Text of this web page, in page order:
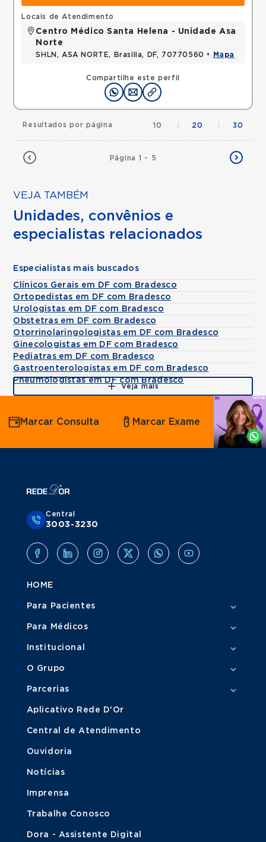
Compartilhe este perfil
Locais de Atendimento
Centro Médico Santa Helena - Unidade Asa
Norte
SHLN, ASA NORTE, Brasilia, DF, 70770560 • Mapa
Página 1 - 5
Resultados por página 10 20 30
VEJA TAMBÉM
Unidades, convênios e
especialistas relacionados
Especialistas mais buscados
Clínicos Gerais em DF com Bradesco
Ortopedistas em DF com Bradesco
Urologistas em DF com Bradesco
Obstetras em DF com Bradesco
Otorrinolaringologistas em DF com Bradesco
Ginecologistas em DF com Bradesco
Pediatras em DF com Bradesco
Gastroenterologistas em DF com Bradesco
Pneumologistas em DF com Bradesco
Veja mais
Agende
por
Whatsapp
Marcar Consulta Marcar Exame
Central
3003-3230
HOME
Para Pacientes
Para Médicos
Institucional
O Grupo
Parcerias
Aplicativo Rede D'Or
Central de Atendimento
Ouvidoria
Notícias
Imprensa
Trabalhe Conosco
Dora - Assistente Digital